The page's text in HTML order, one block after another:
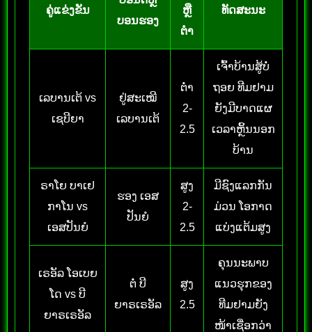
ຄູ່ແຂ່ງຂັນ
ບອນຮອງ
ຫຼື
ຕໍ່າ
ທັດສະນະ
ເລບານເຕ້ vs
ເຊບີຍາ
ຢູ່ສະເໝີ
ເລບານເຕ້
ຕໍ່າ
2-
2.5
ເຈົ້າບ້ານສູ້ບໍ່
ຖອຍ ທີມຢາມ
ຍັງມີບາດແຜ
ເວລາຫຼິ້ນນອກ
ບ້ານ
ຣາໂຍ ບາເຢ
ກາໂນ vs
ເອສປັນຍໍ
ຮອງ ເອສ
ປັນຍໍ
ສູງ
2-
2.5
ມີຊົງແລກກັນ
ມ່ວນ ໂອກາດ
ແບ່ງແຕ້ມສູງ
ເຣອັລ ໂອເບຍ
ໂດ vs ບີ
ຍາຣເຣອັລ
ຕໍ່ ບີ
ຍາຣເຣອັລ
ສູງ
2.5
ຄຸນນະພາບ
ແນວຮຸກຂອງ
ທີມຢາມຍັງ
ໜ້າເຊື່ອກວ່າ